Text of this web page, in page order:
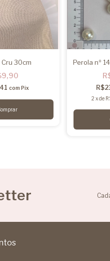
30cm
com Pix
Perola nº
2 xde